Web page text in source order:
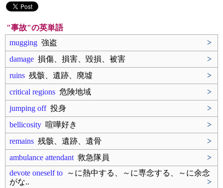
"事故"の英単語
mugging 強盗
>
damage 損傷、損害、毀損、被害
>
ruins 残骸、遺跡、廃墟
>
critical regions 危険地域
>
jumping off投身
>
bellicosity 喧嘩好き
>
remains 残骸、遺跡、遺骨
>
ambulance attendant 救急隊員
>
devote oneself to ～に熱中する、～に専念する、～に余念
がな..
>